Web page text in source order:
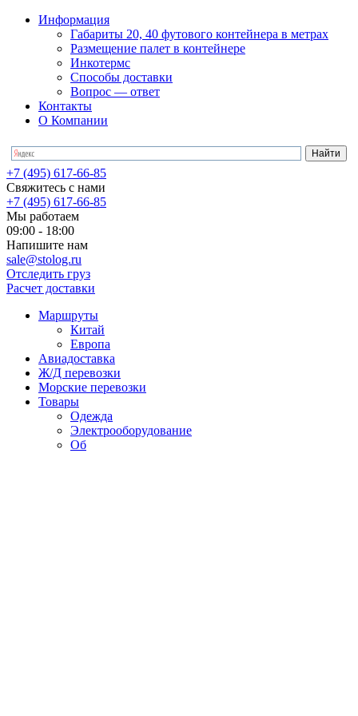
Информация
Габариты 20, 40 футового контейнера в метрах
Размещение палет в контейнере
Инкотермс
Способы доставки
Вопрос — ответ
Контакты
О Компании
+7 (495) 617-66-85
Свяжитесь с нами
+7 (495) 617-66-85
Мы работаем
09:00 - 18:00
Напишите нам
sale@stolog.ru
Отследить груз
Расчет доставки
Маршруты
Китай
Европа
Авиадоставка
Ж/Д перевозки
Морские перевозки
Товары
Одежда
Электрооборудование
Об